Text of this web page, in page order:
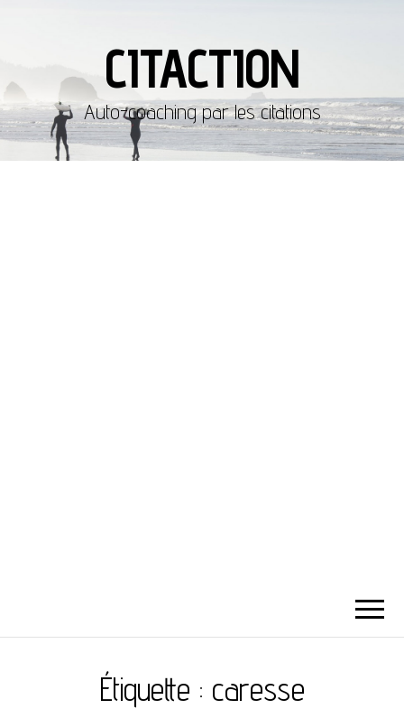
CITACTION
Auto-coaching par les citations
Étiquette : caresse